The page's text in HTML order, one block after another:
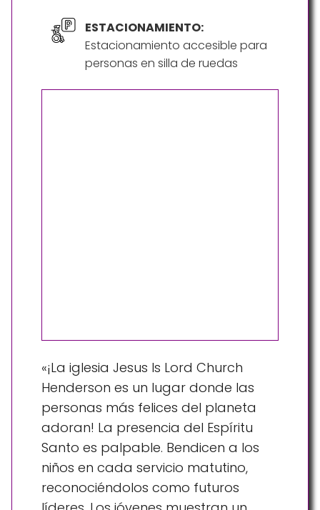
ESTACIONAMIENTO:
Estacionamiento accesible para
personas en silla de ruedas
«¡La iglesia Jesus Is Lord Church
Henderson es un lugar donde las
personas más felices del planeta
adoran! La presencia del Espíritu
Santo es palpable. Bendicen a los
niños en cada servicio matutino,
reconociéndolos como futuros